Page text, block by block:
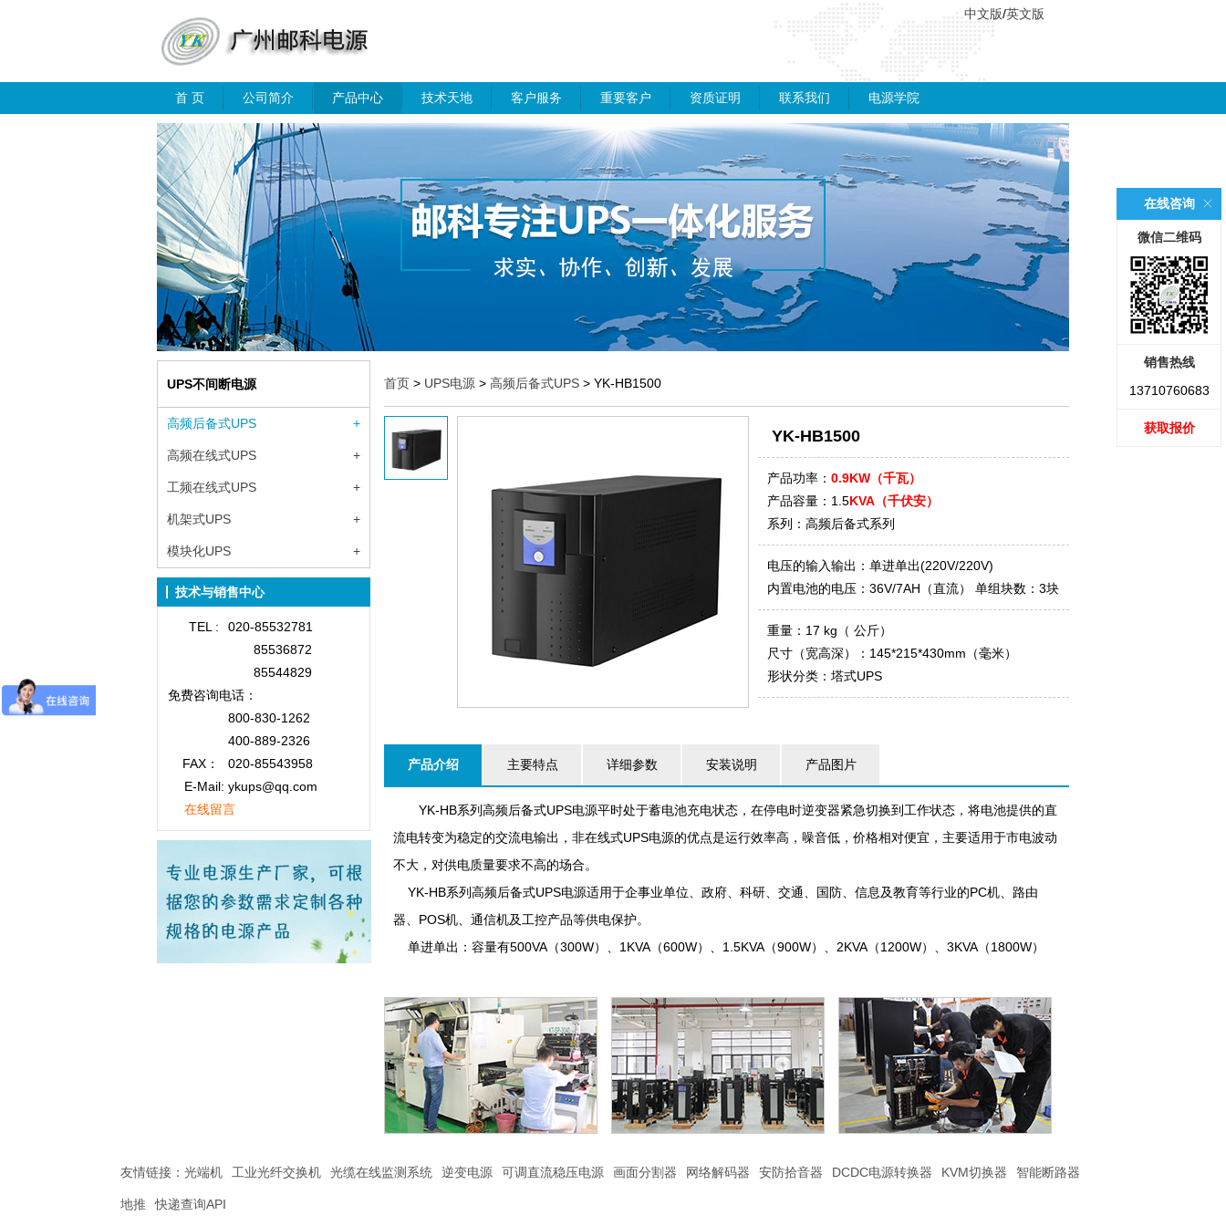
中文版/英文版
首 页 公司简介 产品中心 技术天地 客户服务 重要客户 资质证明 联系我们 电源学院
UPS不间断电源
+
高频后备式UPS
+
高频在线式UPS
+
工频在线式UPS
+
机架式UPS
+
模块化UPS
技术与销售中心
TEL :
020-85532781
85536872
85544829
免费咨询电话：
800-830-1262
400-889-2326
FAX：
020-85543958
E-Mail: ykups@qq.com
在线留言
首页 > UPS电源 > 高频后备式UPS > YK-HB1500
YK-HB1500
产品功率： 0.9KW（千瓦）
产品容量：1.5KVA（千伏安）
系列：高频后备式系列
电压的输入输出：单进单出(220V/220V)
内置电池的电压：36V/7AH（直流） 单组块数：3块
重量：17 kg（ 公斤）
尺寸（宽高深）：145*215*430mm（毫米）
形状分类：塔式UPS
产品介绍 主要特点 详细参数 安装说明 产品图片
YK-HB系列高频后备式UPS电源平时处于蓄电池充电状态，在停电时逆变器紧急切换到工作状态，将电池提供的直
流电转变为稳定的交流电输出，非在线式UPS电源的优点是运行效率高，噪音低，价格相对便宜，主要适用于市电波动
不大，对供电质量要求不高的场合。
YK-HB系列高频后备式UPS电源适用于企事业单位、政府、科研、交通、国防、信息及教育等行业的PC机、路由
器、POS机、通信机及工控产品等供电保护。
单进单出：容量有500VA（300W）、1KVA（600W）、1.5KVA（900W）、2KVA（1200W）、3KVA（1800W）
友情链接： 光端机 工业光纤交换机 光缆在线监测系统 逆变电源 可调直流稳压电源 画面分割器 网络解码器 安防拾音器 DCDC电源转换器 KVM切换器 智能断路器
地推 快递查询API
在线咨询
微信二维码
销售热线
13710760683
获取报价